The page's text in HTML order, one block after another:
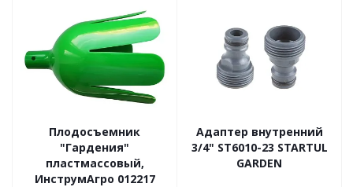
Плодосъемник
"Гардения"
пластмассовый,
ИнструмАгро 012217
Адаптер внутренний
3/4" ST6010-23 STARTUL
GARDEN